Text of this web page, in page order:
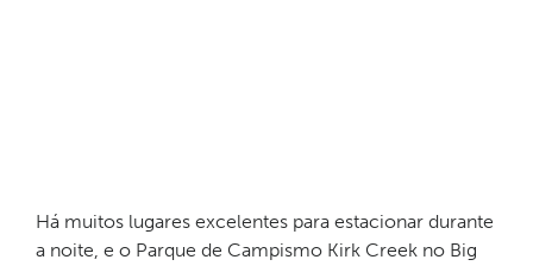
Há muitos lugares excelentes para estacionar durante
a noite, e o Parque de Campismo Kirk Creek no Big